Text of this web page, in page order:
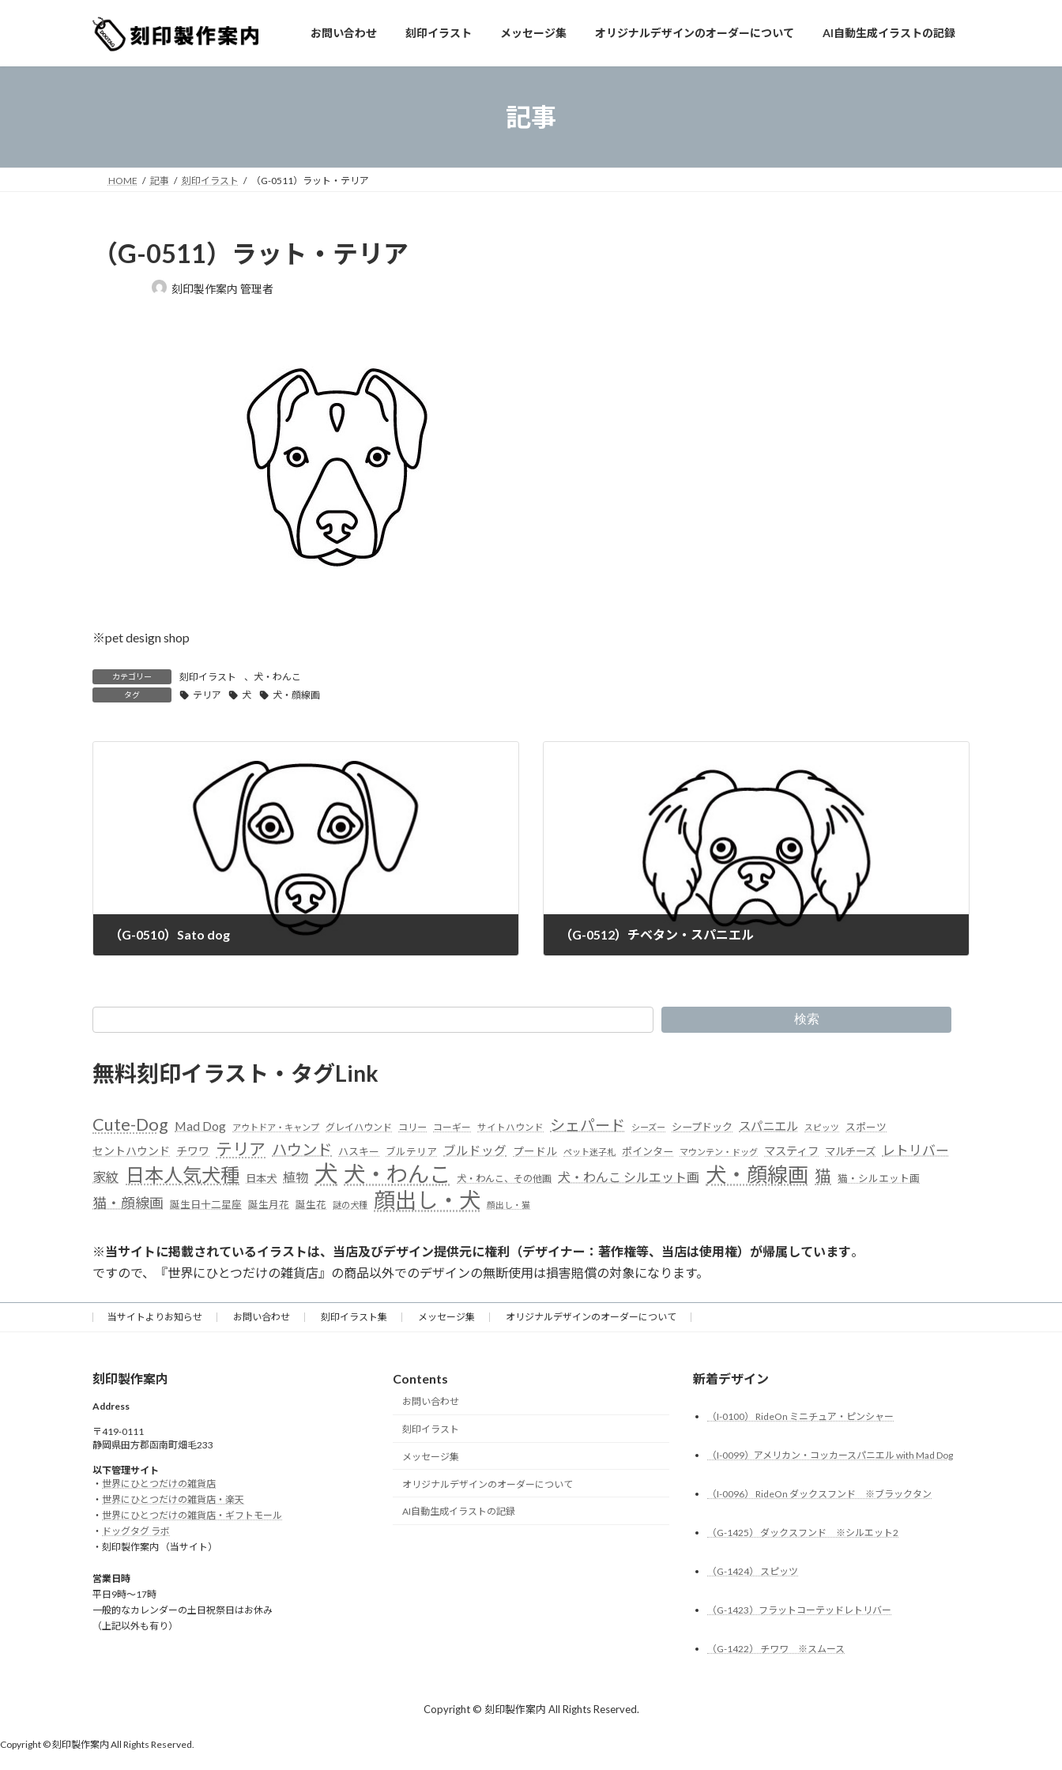
ン
ー
お問い合わせ 刻印イラスト メッセージ集 オリジナルデザインのオーダーについて AI自動生成イラストの記録
記事
HOME 記事 刻印イラスト （G-0511）ラット・テリア
（G-0511）ラット・テリア
最
刻印製作案内 管理者
※pet design shop
カテゴリー 刻印イラスト 、 犬・わんこ
タグ テリア 犬 犬・顔線画
（G-0510）Sato dog （G-0512）チベタン・スパニエル
検索
無料刻印イラスト・タグLink
Cute-Dog Mad Dog アウトドア・キャンプ グレイハウンド コリー コーギー サイトハウンド シェパード シーズー シープドック スパニエル スピッツ スポーツ
セントハウンド チワワ テリア ハウンド ハスキー ブルテリア ブルドッグ プードル ペット迷子札 ポインター マウンテン・ドッグ マスティフ マルチーズ レトリバー
家紋 日本人気犬種 日本犬 植物 犬 犬・わんこ 犬・わんこ、その他画 犬・わんこ シルエット画 犬・顔線画 猫 猫・シルエット画
猫・顔線画 誕生日十二星座 誕生月花 誕生花 謎の犬種 顔出し・犬 顔出し・猫
※ 当サイトに掲載されているイラストは、当店及びデザイン提供元に権利（デザイナー：著作権等、当店は使用権）が帰属しています。
ですので、『世界にひとつだけの雑貨店』の商品以外でのデザインの無断使用は損害賠償の対象になります。
当サイトよりお知らせ お問い合わせ 刻印イラスト集 メッセージ集 オリジナルデザインのオーダーについて
刻印製作案内
Address
〒419-0111
静岡県田方郡函南町畑毛233
以下管理サイト
・ 世界にひとつだけの雑貨店
・ 世界にひとつだけの雑貨店・楽天
・ 世界にひとつだけの雑貨店・ギフトモール
・ ドッグタグ ラボ
・刻印製作案内 （当サイト）
営業日時
平日9時～17時
一般的なカレンダーの土日祝祭日はお休み
（上記以外も有り）
Contents
お問い合わせ
刻印イラスト
メッセージ集
オリジナルデザインのオーダーについて
AI自動生成イラストの記録
新着デザイン
（I-0100） RideOn ミニチュア・ピンシャー
（I-0099）アメリカン・コッカースパニエル with Mad Dog
（I-0096） RideOn ダックスフンド ※ブラックタン
（G-1425） ダックスフンド ※シルエット2
（G-1424） スピッツ
（G-1423）フラットコーテッドレトリバー
（G-1422） チワワ ※スムース
Copyright © 刻印製作案内 All Rights Reserved.
Copyright © 刻印製作案内 All Rights Reserved.